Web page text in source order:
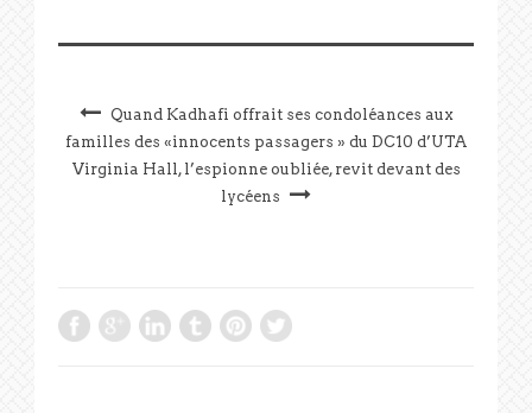
Quand Kadhafi offrait ses condoléances aux
familles des «innocents passagers » du DC10 d’UTA
Virginia Hall, l’espionne oubliée, revit devant des
lycéens